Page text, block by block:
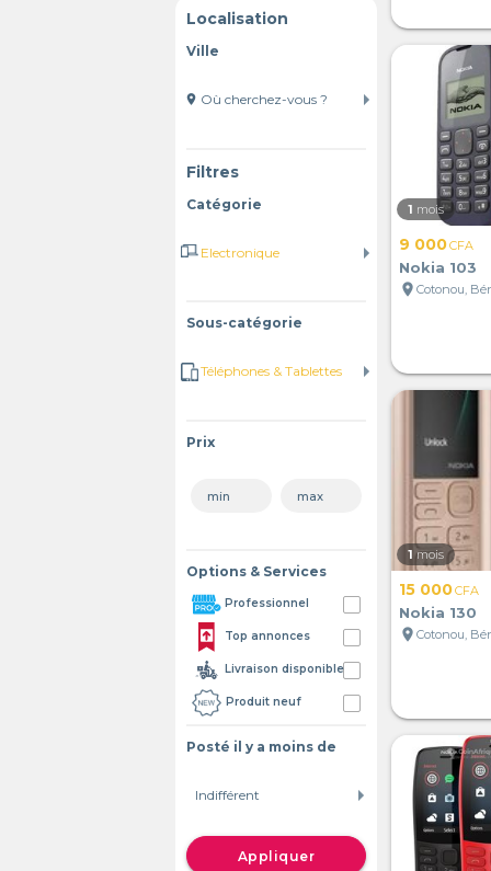
Localisation
Ville
location_on
Filtres
Catégorie
Sous-catégorie
Prix
Options & Services
Professionnel
Top annonces
Livraison disponible
Produit neuf
Posté il y a moins de
Appliquer
1 mois
9 000CFA
Nokia 103
location_on Cotonou,
1 mois
15 000CFA
Nokia 130
location_on Cotonou,